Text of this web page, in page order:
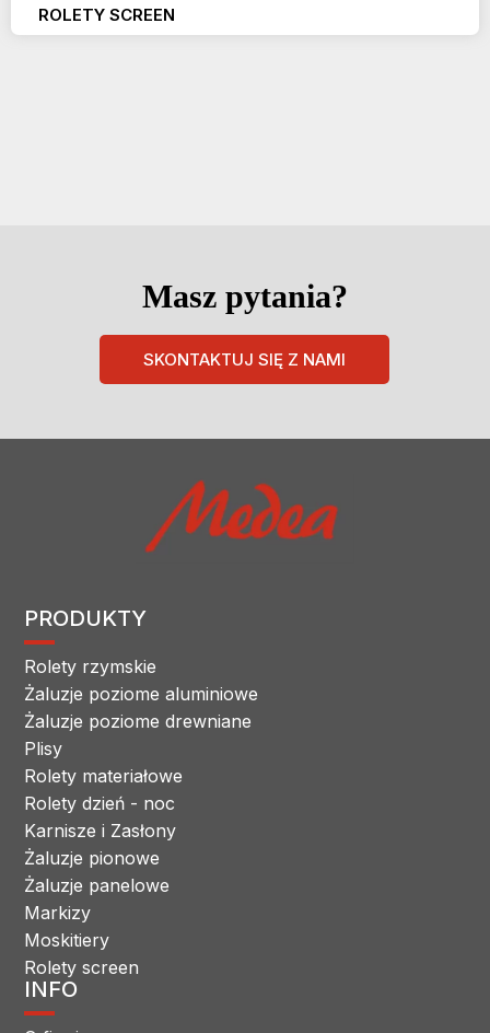
ROLETY SCREEN
Masz pytania?
SKONTAKTUJ SIĘ Z NAMI
PRODUKTY
Rolety rzymskie
Żaluzje poziome aluminiowe
Żaluzje poziome drewniane
Plisy
Rolety materiałowe
Rolety dzień - noc
Karnisze i Zasłony
Żaluzje pionowe
Żaluzje panelowe
Markizy
Moskitiery
Rolety screen
INFO